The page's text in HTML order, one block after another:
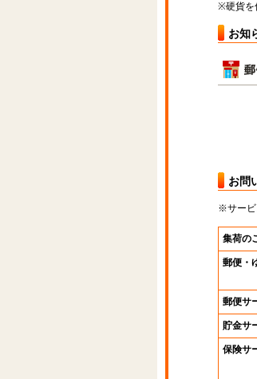
※硬貨を
お知
お問
※サービ
集荷の
郵便・
郵便サ
貯金サ
保険サ